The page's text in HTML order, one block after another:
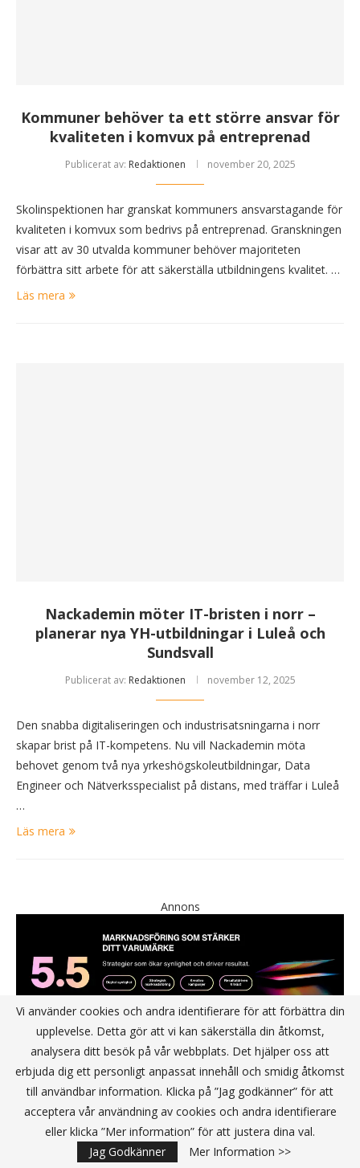
Kommuner behöver ta ett större ansvar för
kvaliteten i komvux på entreprenad
Publicerat av: Redaktionen november 20, 2025
Skolinspektionen har granskat kommuners ansvarstagande för
kvaliteten i komvux som bedrivs på entreprenad. Granskningen
visar att av 30 utvalda kommuner behöver majoriteten
förbättra sitt arbete för att säkerställa utbildningens kvalitet. …
Läs mera
Nackademin möter IT-bristen i norr –
planerar nya YH-utbildningar i Luleå och
Sundsvall
Publicerat av: Redaktionen november 12, 2025
Den snabba digitaliseringen och industrisatsningarna i norr
skapar brist på IT-kompetens. Nu vill Nackademin möta
behovet genom två nya yrkeshögskoleutbildningar, Data
Engineer och Nätverksspecialist på distans, med träffar i Luleå
…
Läs mera
Annons
Vi använder cookies och andra identifierare för att förbättra din
upplevelse. Detta gör att vi kan säkerställa din åtkomst,
analysera ditt besök på vår webbplats. Det hjälper oss att
erbjuda dig ett personligt anpassat innehåll och smidig åtkomst
till användbar information. Klicka på ”Jag godkänner” för att
acceptera vår användning av cookies och andra identifierare
eller klicka ”Mer information” för att justera dina val.
Jag Godkänner
Mer Information >>